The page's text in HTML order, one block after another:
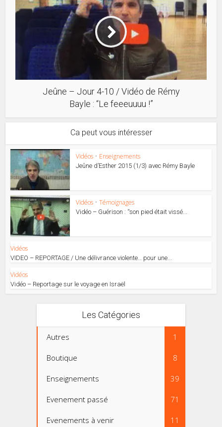
Jeûne – Jour 4-10 / Vidéo de Rémy
Bayle : “Le feeeuuuu !”
Ca peut vous intéresser
Vidéos • Enseignements
Jeûne d’Esther 2015 (1/3) avec Rémy Bayle
Vidéos • Témoignages
Vidéo – Guérison : “son pied était vissé...
Vidéos
VIDEO – REPORTAGE / Une délivrance violente… pour une...
Vidéos
Vidéo – Reportage sur le voyage en Israël
Les Catégories
Autres 1
Boutique 8
Enseignements 39
Evenement passé 71
Evenements à venir 11